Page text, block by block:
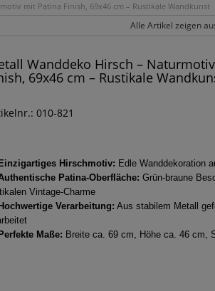
mit Patina Finish, 69x46 cm – Rustikale Wandkunst
Alle Artikel zeigen
Wanddeko Hirsch –
69x46 cm – Rustikale
010-821
Einzigartiges Hirschmotiv: Edle Wanddekoration
Patina-Oberfläche: Grün-braune
Vintage-Charme
Hochwertige Verarbeitung: Aus stabilem Metall
Perfekte Maße: Breite ca. 69 cm, Höhe ca. 46 cm,